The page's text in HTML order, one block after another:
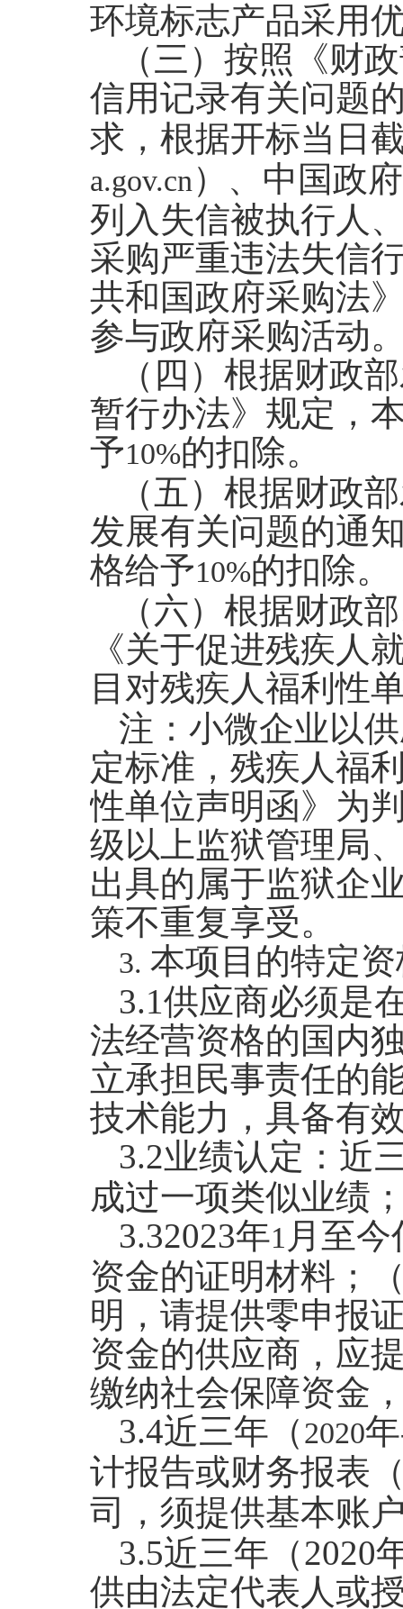
环境标志产品采用
（三）按照《财
信用记录有关问题
求，根据开标当日
a.gov.cn ）、中国政
列入失信被执行人
采购严重违法失信
共和国政府采购法
参与政府采购活动
（四）根据财政
暂行办法》规定，
予10%的扣除。
（五）根据财政
发展有关问题的通
格给予10%的扣除。
（六）根据财政
《关于促进残疾人
目对残疾人福利性
注：小微企业以
定标准，残疾人福
性单位声明函》为
级以上监狱管理局
出具的属于监狱企
策不重复享受。
3. 本项目的特定
3.1供应商必须是
法经营资格的国内
立承担民事责任的
技术能力， 具备有
3.2业绩认定：近
成过一项类似业绩
3.32023年1 月至
资金的证明材料；
明，请提供零申报
资金的供应商，应
缴纳社会保障资金
3.4近三年（2020年
计报告或财务报表
司，须提供基本账
3.5近三年（2020
供由法定代表人或